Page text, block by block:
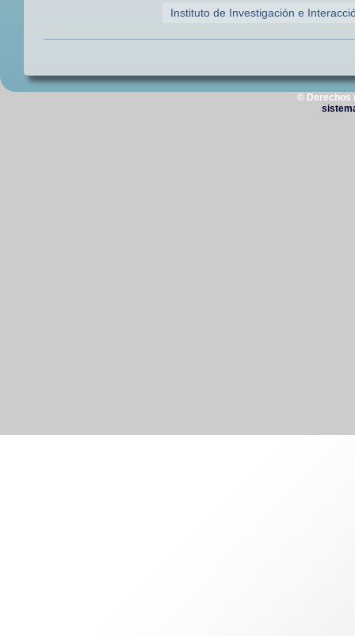
Instituto de Investigación e
© Derechos